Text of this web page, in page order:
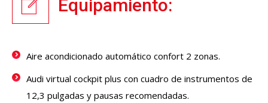
Equipamiento:
Aire acondicionado automático confort 2 zonas.
Audi virtual cockpit plus con cuadro de instrumentos de
12,3 pulgadas y pausas recomendadas.